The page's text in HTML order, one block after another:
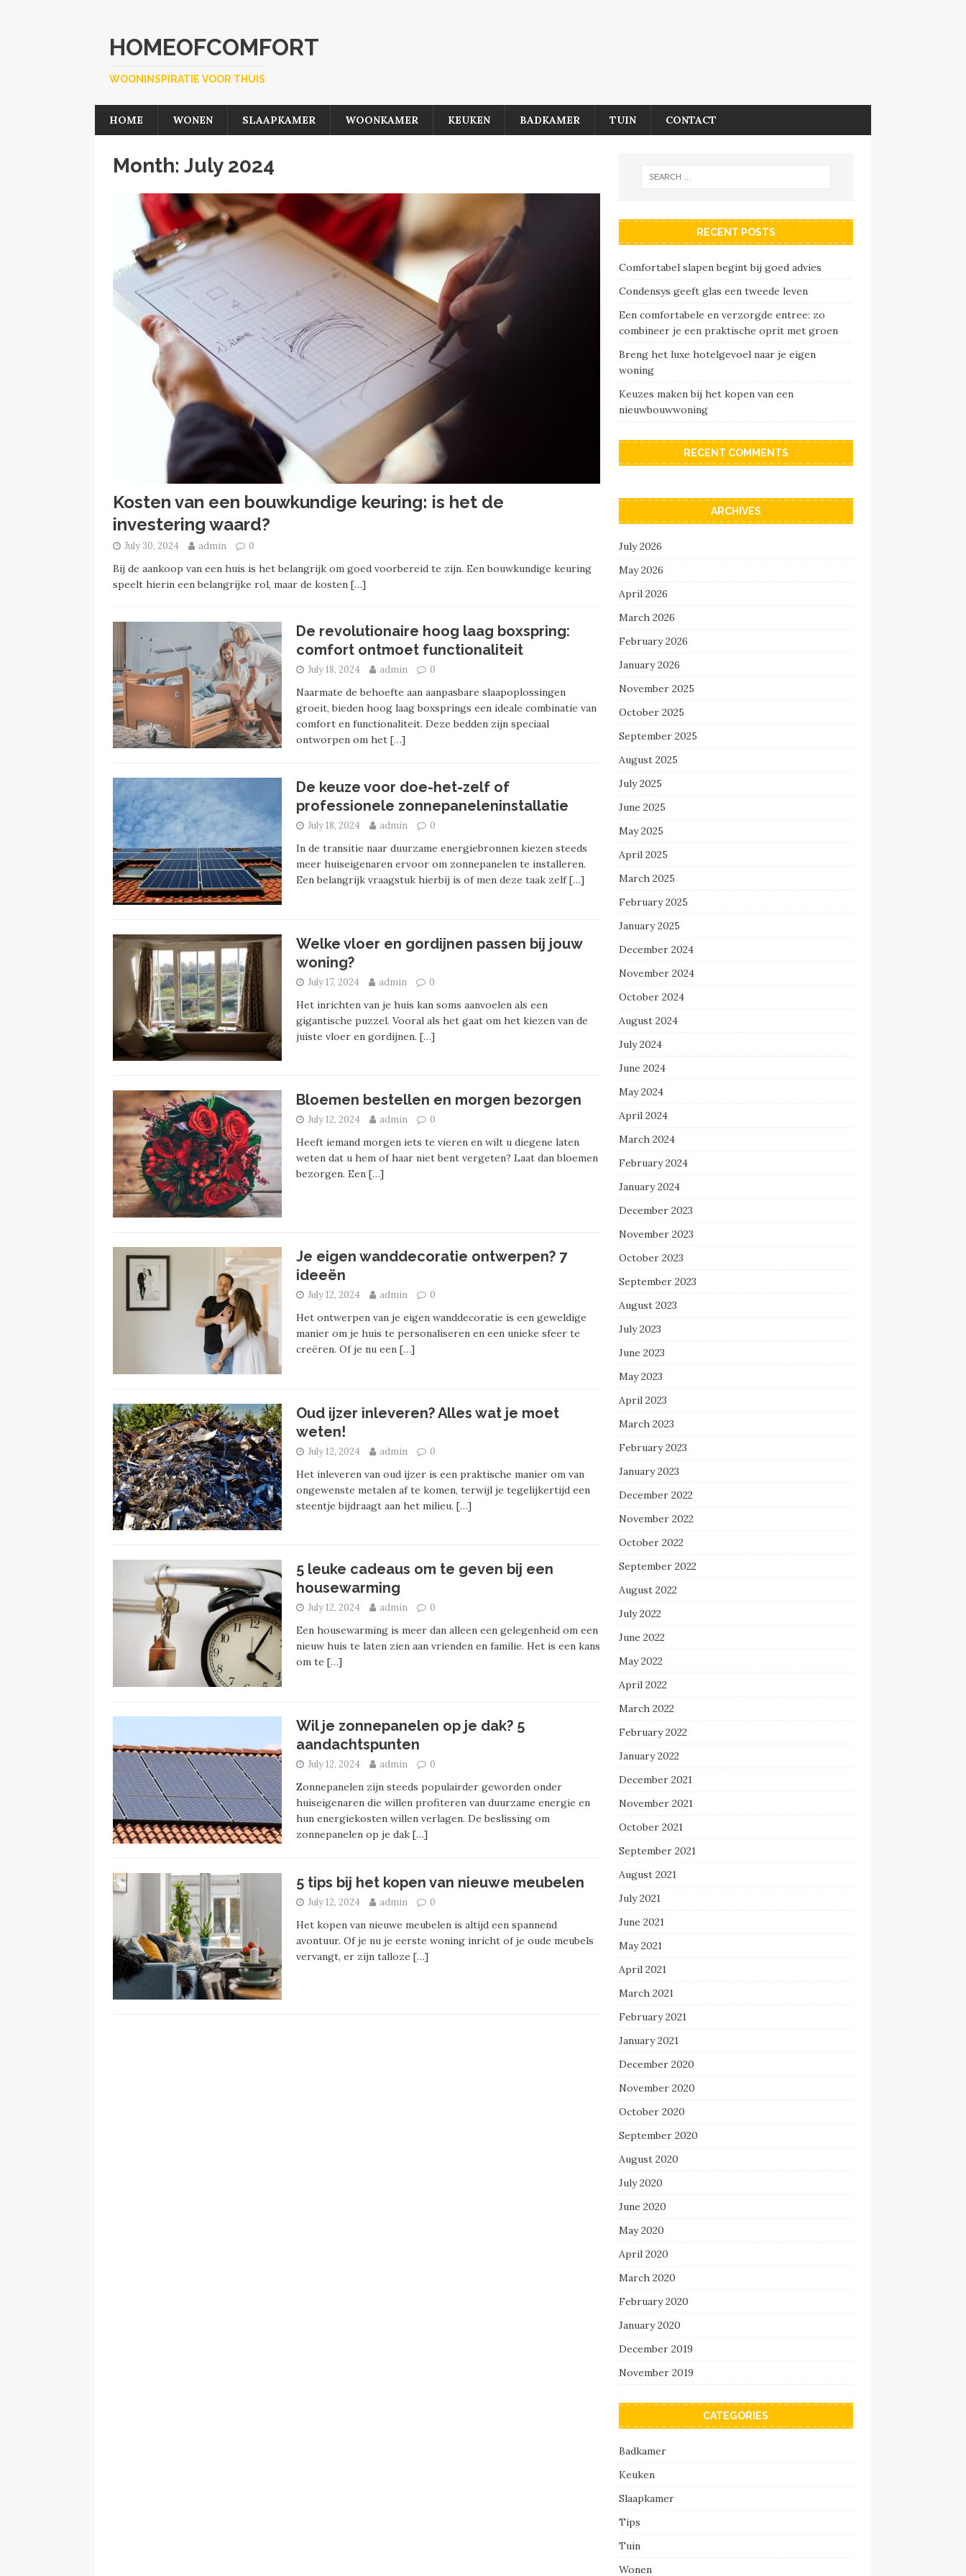
HOMEOFCOMFORT
WOONINSPIRATIE VOOR THUIS
HOME WONEN SLAAPKAMER WOONKAMER KEUKEN BADKAMER TUIN CONTACT
Month: July 2024
Kosten van een bouwkundige keuring: is het de
investering waard?
July 30, 2024 admin 0
Bij de aankoop van een huis is het belangrijk om goed voorbereid te zijn. Een bouwkundige keuring
speelt hierin een belangrijke rol, maar de kosten […]
De revolutionaire hoog laag boxspring:
comfort ontmoet functionaliteit
July 18, 2024 admin 0
Naarmate de behoefte aan aanpasbare slaapoplossingen
groeit, bieden hoog laag boxsprings een ideale combinatie van
comfort en functionaliteit. Deze bedden zijn speciaal
ontworpen om het […]
De keuze voor doe-het-zelf of
professionele zonnepaneleninstallatie
July 18, 2024 admin 0
In de transitie naar duurzame energiebronnen kiezen steeds
meer huiseigenaren ervoor om zonnepanelen te installeren.
Een belangrijk vraagstuk hierbij is of men deze taak zelf[…]
Welke vloer en gordijnen passen bij jouw
woning?
July 17, 2024 admin 0
Het inrichten van je huis kan soms aanvoelen als een
gigantische puzzel. Vooral als het gaat om het kiezen van de
juiste vloer en gordijnen. […]
Bloemen bestellen en morgen bezorgen
July 12, 2024 admin 0
Heeft iemand morgen iets te vieren en wilt u diegene laten
weten dat u hem of haar niet bent vergeten? Laat dan bloemen
bezorgen. Een […]
Je eigen wanddecoratie ontwerpen? 7
ideeën
July 12, 2024 admin 0
Het ontwerpen van je eigen wanddecoratie is een geweldige
manier om je huis te personaliseren en een unieke sfeer te
creëren. Of je nu een […]
Oud ijzer inleveren? Alles wat je moet
weten!
July 12, 2024 admin 0
Het inleveren van oud ijzer is een praktische manier om van
ongewenste metalen af te komen, terwijl je tegelijkertijd een
steentje bijdraagt aan het milieu. […]
5 leuke cadeaus om te geven bij een
housewarming
July 12, 2024 admin 0
Een housewarming is meer dan alleen een gelegenheid om een
nieuw huis te laten zien aan vrienden en familie. Het is een kans
om te […]
Wil je zonnepanelen op je dak? 5
aandachtspunten
July 12, 2024 admin 0
Zonnepanelen zijn steeds populairder geworden onder
huiseigenaren die willen profiteren van duurzame energie en
hun energiekosten willen verlagen. De beslissing om
zonnepanelen op je dak […]
5 tips bij het kopen van nieuwe meubelen
July 12, 2024 admin 0
Het kopen van nieuwe meubelen is altijd een spannend
avontuur. Of je nu je eerste woning inricht of je oude meubels
vervangt, er zijn talloze […]
RECENT POSTS
Comfortabel slapen begint bij goed advies
Condensys geeft glas een tweede leven
Een comfortabele en verzorgde entree: zo
combineer je een praktische oprit met groen
Breng het luxe hotelgevoel naar je eigen
woning
Keuzes maken bij het kopen van een
nieuwbouwwoning
RECENT COMMENTS
ARCHIVES
July 2026
May 2026
April 2026
March 2026
February 2026
January 2026
November 2025
October 2025
September 2025
August 2025
July 2025
June 2025
May 2025
April 2025
March 2025
February 2025
January 2025
December 2024
November 2024
October 2024
August 2024
July 2024
June 2024
May 2024
April 2024
March 2024
February 2024
January 2024
December 2023
November 2023
October 2023
September 2023
August 2023
July 2023
June 2023
May 2023
April 2023
March 2023
February 2023
January 2023
December 2022
November 2022
October 2022
September 2022
August 2022
July 2022
June 2022
May 2022
April 2022
March 2022
February 2022
January 2022
December 2021
November 2021
October 2021
September 2021
August 2021
July 2021
June 2021
May 2021
April 2021
March 2021
February 2021
January 2021
December 2020
November 2020
October 2020
September 2020
August 2020
July 2020
June 2020
May 2020
April 2020
March 2020
February 2020
January 2020
December 2019
November 2019
CATEGORIES
Badkamer
Keuken
Slaapkamer
Tips
Tuin
Wonen